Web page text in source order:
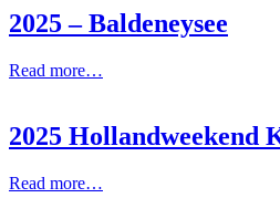
2025 – Baldeneysee
Read more…
2025 Hollandweekend
Read more…